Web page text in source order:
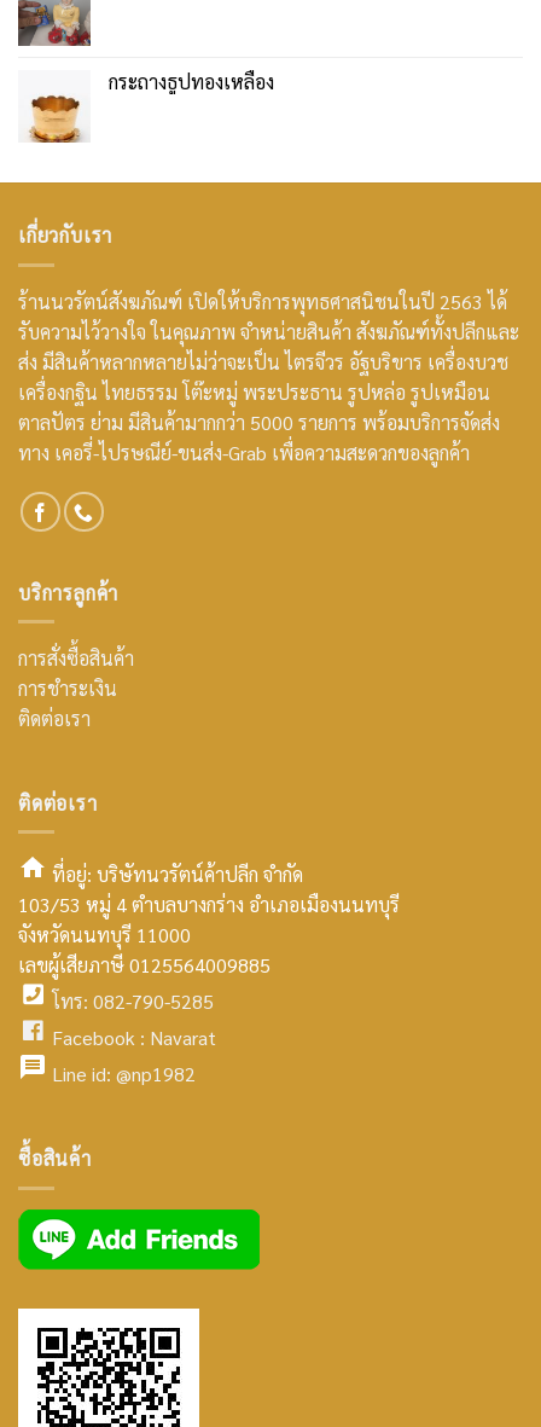
กระถางธูปทองเหลือง
เกี่ยวกับเรา
ร้านนวรัตน์สังฆภัณฑ์ เปิดให้บริการพุทธศาสนิชนในปี 2563 ได้
รับความไว้วางใจ ในคุณภาพ จำหน่ายสินค้า สังฆภัณฑ์ทั้งปลีกและ
ส่ง มีสินค้าหลากหลายไม่ว่าจะเป็น ไตรจีวร อัฐบริขาร เครื่องบวช
เครื่องกฐิน ไทยธรรม โต๊ะหมู่ พระประธาน รูปหล่อ รูปเหมือน
ตาลปัตร ย่าม มีสินค้ามากกว่า 5000 รายการ พร้อมบริการจัดส่ง
ทาง เคอรี่-ไปรษณีย์-ขนส่ง-Grab เพื่อความสะดวกของลูกค้า
บริการลูกค้า
การสั่งซื้อสินค้า
การชำระเงิน
ติดต่อเรา
ติดต่อเรา
smt2
home
icon
ที่อยู่: บริษัทนวรัตน์ค้าปลีก จำกัด
103/53 หมู่ 4 ตำบลบางกร่าง อำเภอเมืองนนทบุรี
จังหวัดนนทบุรี 11000
เลขผู้เสียภาษี 0125564009885
facebook
icon
โทร: 082-790-5285
facebook
Facebook : Navarat
icon
Line id: @np1982
ซื้อสินค้า